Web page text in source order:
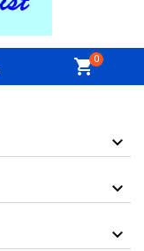
shopping_cart0